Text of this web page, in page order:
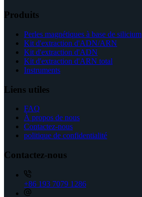
Produits
Perles magnétiques à base de silicium
Kit d'extraction d'ADN/ARN
Kit d'extraction d'ADN
Kit d'extraction d'ARN total
Instruments
Liens utiles
FAQ
À propos de nous
Contactez-nous
politique de confidentialité
Contactez-nous
+86 193 7079 1286